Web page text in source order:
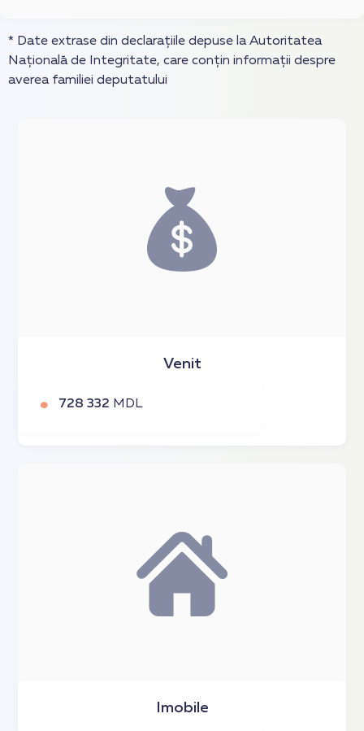
* Date extrase din declarațiile depuse la Autoritatea
Națională de Integritate, care conțin informații despre
averea familiei deputatului
Venit
728 332 MDL
Imobile